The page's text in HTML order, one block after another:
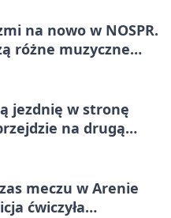
na nowo w NOSPR.
różne muzyczne
jezdnię w stronę
na drugą
meczu w Arenie
ćwiczyła